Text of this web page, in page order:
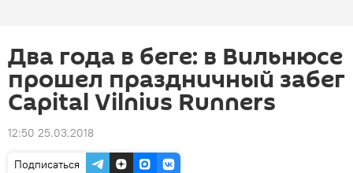
Два года в беге: в Вильнюсе
прошел праздничный забег
Сapital Vilnius Runners
12:50 25.03.2018
Подписаться